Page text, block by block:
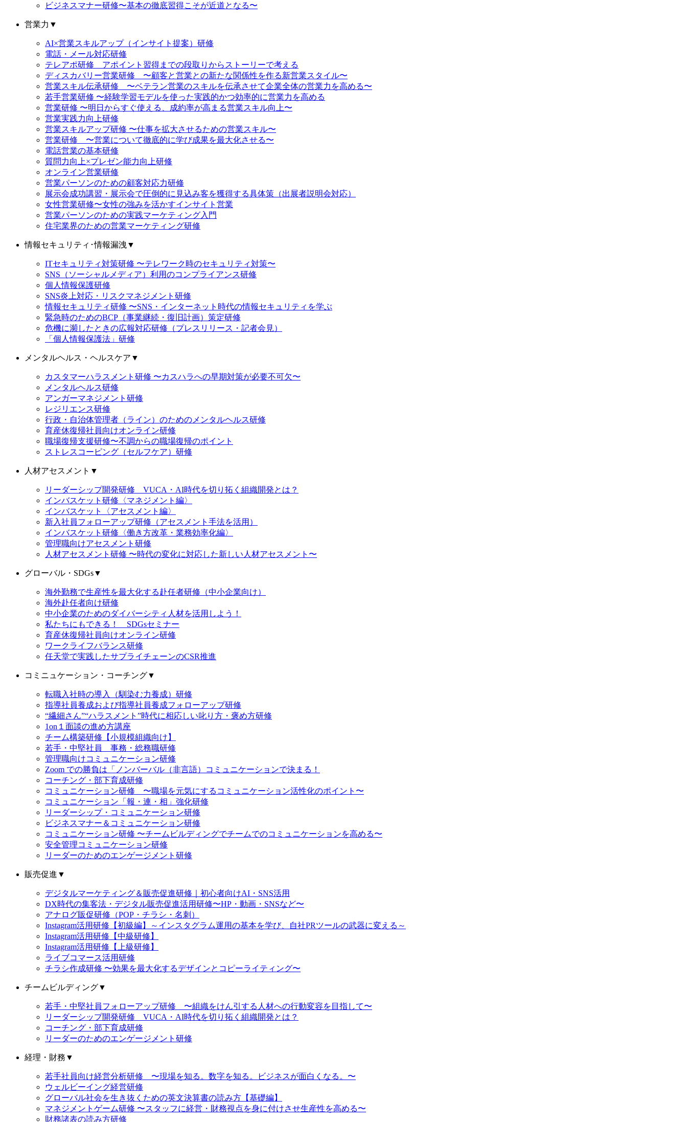
ビジネスマナー研修〜基本の徹底習得こそが近道となる〜
営業力 ▼
AI×営業スキルアップ（インサイト提案）研修
電話・メール対応研修
テレアポ研修 アポイント習得までの段取りからストーリーで考える
ディスカバリー営業研修 〜顧客と営業との新たな関係性を作る新営業スタイル〜
営業スキル伝承研修 〜ベテラン営業のスキルを伝承させて企業全体の営業力を高める〜
若手営業研修 〜経験学習モデルを使った実践的かつ効率的に営業力を高める
営業研修 〜明日からすぐ使える、成約率が高まる営業スキル向上〜
営業実践力向上研修
営業スキルアップ研修 〜仕事を拡大させるための営業スキル〜
営業研修 〜営業について徹底的に学び成果を最大化させる〜
電話営業の基本研修
質問力向上×プレゼン能力向上研修
オンライン営業研修
営業パーソンのための顧客対応力研修
展示会成功講習・展示会で圧倒的に見込み客を獲得する具体策（出展者説明会対応）
女性営業研修〜女性の強みを活かすインサイト営業
営業パーソンのための実践マーケティング入門
住宅業界のための営業マーケティング研修
情報セキュリティ･情報漏洩 ▼
ITセキュリティ対策研修 〜テレワーク時のセキュリティ対策〜
SNS（ソーシャルメディア）利用のコンプライアンス研修
個人情報保護研修
SNS炎上対応・リスクマネジメント研修
情報セキュリティ研修 〜SNS・インターネット時代の情報セキュリティを学ぶ
緊急時のためのBCP（事業継続・復旧計画）策定研修
危機に瀕したときの広報対応研修（プレスリリース・記者会見）
「個人情報保護法」研修
メンタルヘルス・ヘルスケア ▼
カスタマーハラスメント研修 〜カスハラへの早期対策が必要不可欠〜
メンタルヘルス研修
アンガーマネジメント研修
レジリエンス研修
行政・自治体管理者（ライン）のためのメンタルヘルス研修
育産休復帰社員向けオンライン研修
職場復帰支援研修〜不調からの職場復帰のポイント
ストレスコーピング（セルフケア）研修
人材アセスメント ▼
リーダーシップ開発研修 VUCA・AI時代を切り拓く組織開発とは？
インバスケット研修〈マネジメント編〉
インバスケット〈アセスメント編〉
新入社員フォローアップ研修（アセスメント手法を活用）
インバスケット研修〈働き方改革・業務効率化編〉
管理職向けアセスメント研修
人材アセスメント研修 〜時代の変化に対応した新しい人材アセスメント〜
グローバル・SDGs▼
海外勤務で生産性を最大化する赴任者研修（中小企業向け）
海外赴任者向け研修
中小企業のためのダイバーシティ人材を活用しよう！
私たちにもできる！ SDGsセミナー
育産休復帰社員向けオンライン研修
ワークライフバランス研修
任天堂で実践したサプライチェーンのCSR推進
コミニュケーション・コーチング▼
転職入社時の導入（馴染む力養成）研修
指導社員養成および指導社員養成フォローアップ研修
“繊細さん”“ハラスメント”時代に相応しい叱り方・褒め方研修
1on１面談の進め方講座
チーム構築研修【小規模組織向け】
若手・中堅社員 事務・総務職研修
管理職向けコミュニケーション研修
Zoom での勝負は「ノンバーバル（非言語）コミュニケーションで決まる！
コーチング・部下育成研修
コミュニケーション研修 〜職場を元気にするコミュニケーション活性化のポイント〜
コミュニケーション「報・連・相」強化研修
リーダーシップ・コミュニケーション研修
ビジネスマナー＆コミュニケーション研修
コミュニケーション研修 〜チームビルディングでチームでのコミュニケーションを高める〜
安全管理コミュニケーション研修
リーダーのためのエンゲージメント研修
販売促進 ▼
デジタルマーケティング＆販売促進研修｜初心者向けAI・SNS活用
DX時代の集客法・デジタル販売促進活用研修〜HP・動画・SNSなど〜
アナログ販促研修（POP・チラシ・名刺）
Instagram活用研修【初級編】～インスタグラム運用の基本を学び、自社PRツールの武器に変える～
Instagram活用研修【中級研修】
Instagram活用研修【上級研修】
ライブコマース活用研修
チラシ作成研修 〜効果を最大化するデザインとコピーライティング〜
チームビルディング▼
若手・中堅社員フォローアップ研修 〜組織をけん引する人材への行動変容を目指して〜
リーダーシップ開発研修 VUCA・AI時代を切り拓く組織開発とは？
コーチング・部下育成研修
リーダーのためのエンゲージメント研修
経理・財務 ▼
若手社員向け経営分析研修 〜現場を知る。数字を知る。ビジネスが面白くなる。〜
ウェルビーイング経営研修
グローバル社会を生き抜くための英文決算書の読み方【基礎編】
マネジメントゲーム研修 〜スタッフに経営・財務視点を身に付けさせ生産性を高める〜
財務諸表の読み方研修